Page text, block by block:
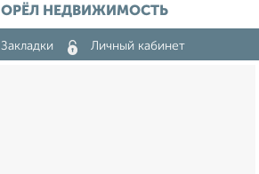
ОРЁЛ НЕДВИЖИМОСТЬ
Закладки Личный кабинет